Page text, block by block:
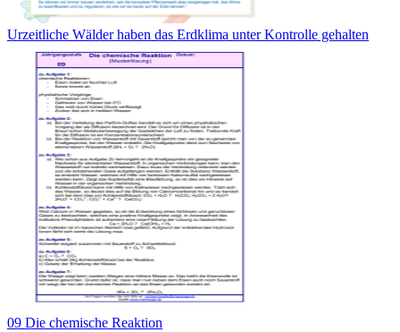
Urzeitliche Wälder haben das Erdklima unter Kontrolle gehalten
09 Die chemische Reaktion